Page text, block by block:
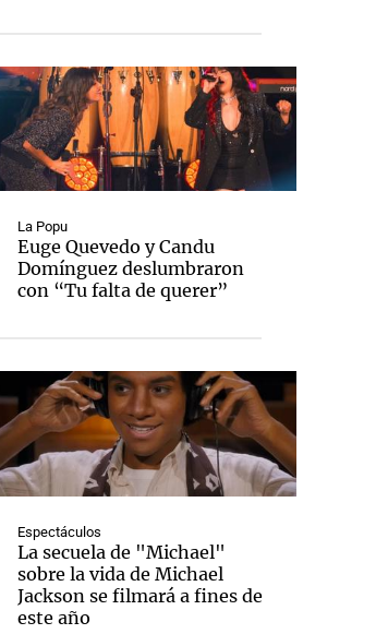
La Popu
Euge Quevedo y Candu
Domínguez deslumbraron
con “Tu falta de querer”
Espectáculos
La secuela de "Michael"
sobre la vida de Michael
Jackson se filmará a fines de
este año
Notas